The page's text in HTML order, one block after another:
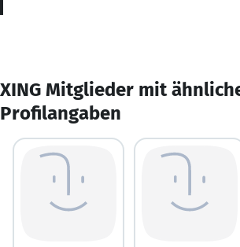
XING Mitglieder mit
Profilangaben